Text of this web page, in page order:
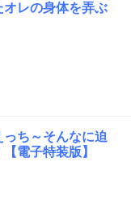
レの身体を弄ぶ
ち～そんなに迫
電子特装版】